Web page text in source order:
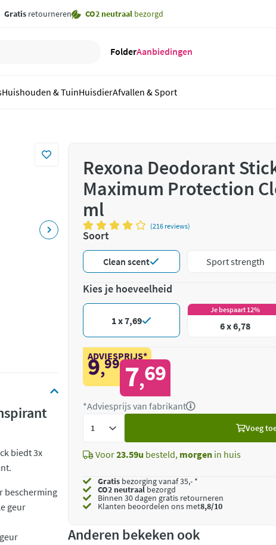
Gratis retourneren CO2 neutraal bezorgd
FolderAanbiedingen
Huishouden & TuinHuisdierAfvallen & Sport
biedt 3x
bescherming
geur
Rexona Deodorant
Maximum Protection
ml
(216 reviews)
Soort
Clean scent Sport strength
Kies je hoeveelheid
1 x 7,69
Je bespaart 12%
6 x 6,78
ADVIESPRIJS*
9,99 7,69
*Adviesprijs van fabrikant
Voeg
Voor23.59u besteld, morgen in huis
Gratis bezorging vanaf 35,- *
CO2 neutraalbezorgd
Binnen 30 dagen gratis retourneren
Klanten beoordelen ons met8,8/10
Anderen bekeken ook